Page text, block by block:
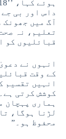
داس اور بی
آگ میں جھونک
تعلیم، نہ
قبائلیوں کو
انہوں نے
کے وقت
انہیں تقسیم
کوشش کرتی
ہماری پہچان
لڑنا ہوگا،
محفوظ ہو۔”